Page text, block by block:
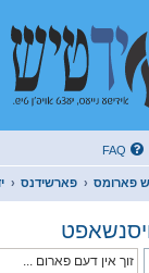
FAQ
פארומס פארשידנס